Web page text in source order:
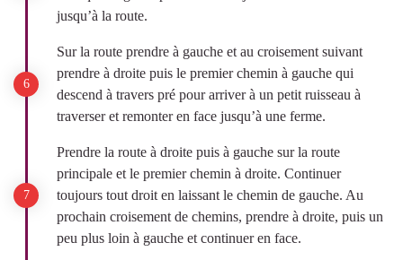
jusqu’à la route.
Sur la route prendre à gauche et au croisement suivant
prendre à droite puis le premier chemin à gauche qui
descend à travers pré pour arriver à un petit ruisseau à
traverser et remonter en face jusqu’à une ferme.
Prendre la route à droite puis à gauche sur la route
principale et le premier chemin à droite. Continuer
toujours tout droit en laissant le chemin de gauche. Au
prochain croisement de chemins, prendre à droite, puis un
peu plus loin à gauche et continuer en face.